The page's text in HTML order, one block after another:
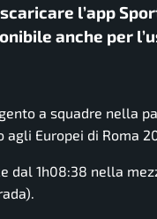
l’app
anche per
a squadre nella
Europei di Roma
dal 1h08:38 nella